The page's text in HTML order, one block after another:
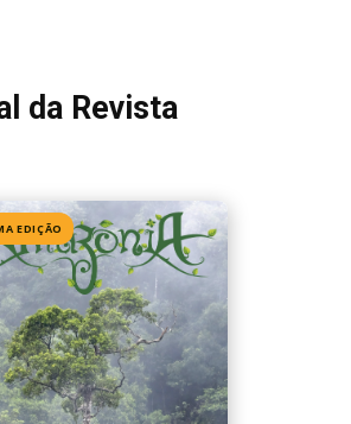
Edição 155· Julho 2026
📖 Ler agora